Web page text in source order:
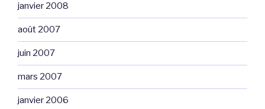
janvier 2008
août 2007
juin 2007
mars 2007
janvier 2006